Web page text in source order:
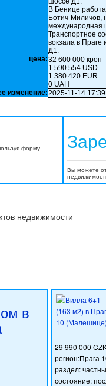
В Бенице
Ботич-Миличов,
международная
Транспортное
вокзала в Праге
Д1.
цена:32 600 000 крон
1 590 554 USD
1 380 420 EUR
0 UAH
изменение:2025-11-14
форму
Вы можете
недвижимости
в
29 990 000
регион:Прага
раздел:
состояние: